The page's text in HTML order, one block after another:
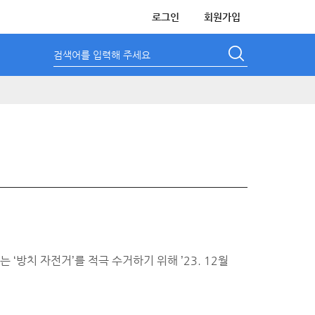
로그인 회원가입
검색어를 입력해 주세요
‘방치 자전거’를 적극 수거하기 위해 ’23. 12월